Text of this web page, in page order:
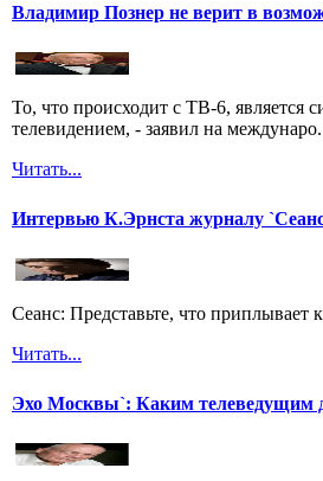
Владимир Познер не верит в
То, что происходит с ТВ-6,
телевидением, - заявил на
Читать...
Интервью К.Эрнста журналу
Сеанс: Представьте, что приплывает
Читать...
Эхо Москвы`: Каким телеведущим